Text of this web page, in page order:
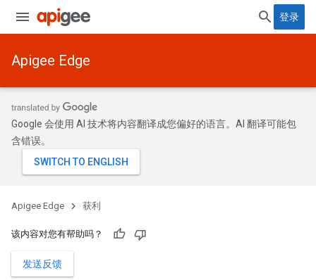
登录
Apigee Edge
Google 会使用 AI 技术将内容翻译成您偏好的语言。AI 翻译可能包
含错误。
Apigee Edge 获利
该内容对您有帮助吗？
发送反馈